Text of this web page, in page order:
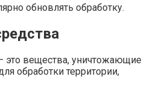
обновлять обработку.
это вещества, уничтожающие
обработки территории,